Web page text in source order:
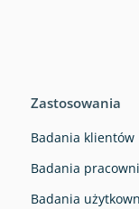
Zastosowania
Badania klientów
Badania
Badania